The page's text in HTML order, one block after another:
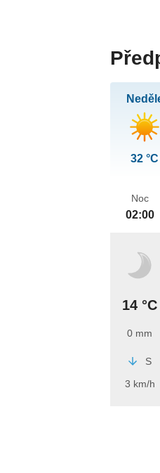
32 °C
Noc
02:00
14 °C
0 mm
S
3 km/h